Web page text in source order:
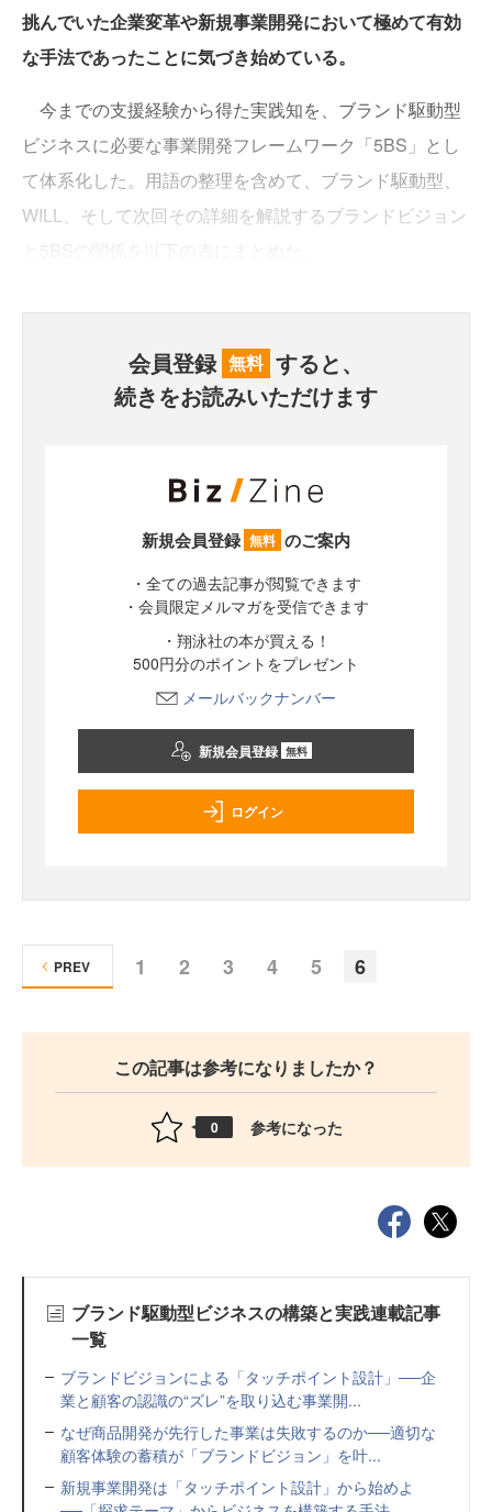
挑んでいた企業変革や新規事業開発において極めて有効
な手法であったことに気づき始めている。
今までの支援経験から得た実践知を、ブランド駆動型
ビジネスに必要な事業開発フレームワーク「5BS」とし
て体系化した。用語の整理を含めて、ブランド駆動型、
WILL、そして次回その詳細を解説するブランドビジョン
会員登録 無料 すると、
続きをお読みいただけます
新規会員登録 無料 のご案内
・全ての過去記事が閲覧できます
・会員限定メルマガを受信できます
・翔泳社の本が買える！
500円分のポイントをプレゼント
メールバックナンバー
新規会員登録 無料
ログイン
1 2 3 4 5 6
PREV
この記事は参考になりましたか？
0 参考になった
ブランド駆動型ビジネスの構築と実践連載記事
一覧
ブランドビジョンによる「タッチポイント設計」──企
業と顧客の認識の“ズレ”を取り込む事業開...
なぜ商品開発が先行した事業は失敗するのか──適切な
顧客体験の蓄積が「ブランドビジョン」を叶...
新規事業開発は「タッチポイント設計」から始めよ